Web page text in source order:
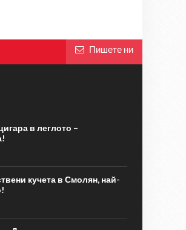
Пишете ни
в леглото –
кучета в Смолян, най-